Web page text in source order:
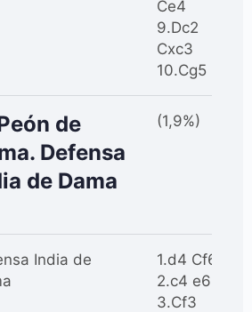
Ce4
9.Dc2
Cxc3
10.Cg5
de
Defensa
de Dama
(1,9%)
India de
1.d4 Cf6
2.c4 e6
3.Cf3